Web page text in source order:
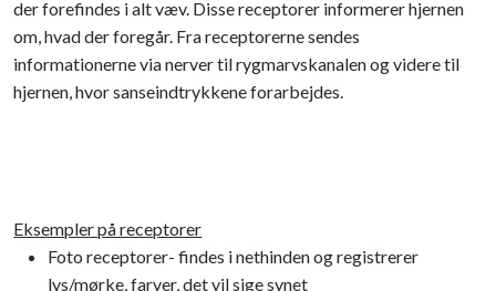
der forefindes i alt væv. Disse receptorer informerer hjernen
om, hvad der foregår. Fra receptorerne sendes
informationerne via nerver til rygmarvskanalen og videre til
hjernen, hvor sanseindtrykkene forarbejdes.​
Eksempler på receptorer
​Foto receptorer- findes i nethinden og registrerer
lys/mørke, farver, det vil sige synet